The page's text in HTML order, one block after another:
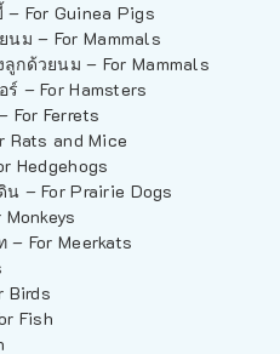
For Guinea Pigs
นม – For Mammals
กด้วยนม – For Mammals
– For Hamsters
For Ferrets
Rats and Mice
Hedgehogs
– For Prairie Dogs
– For Meerkats
Birds
Fish